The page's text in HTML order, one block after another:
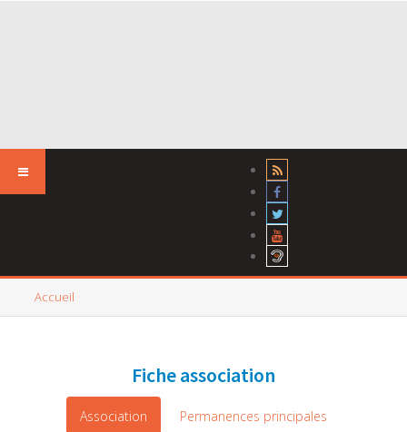
Accueil
Fiche association
Association Permanences principales